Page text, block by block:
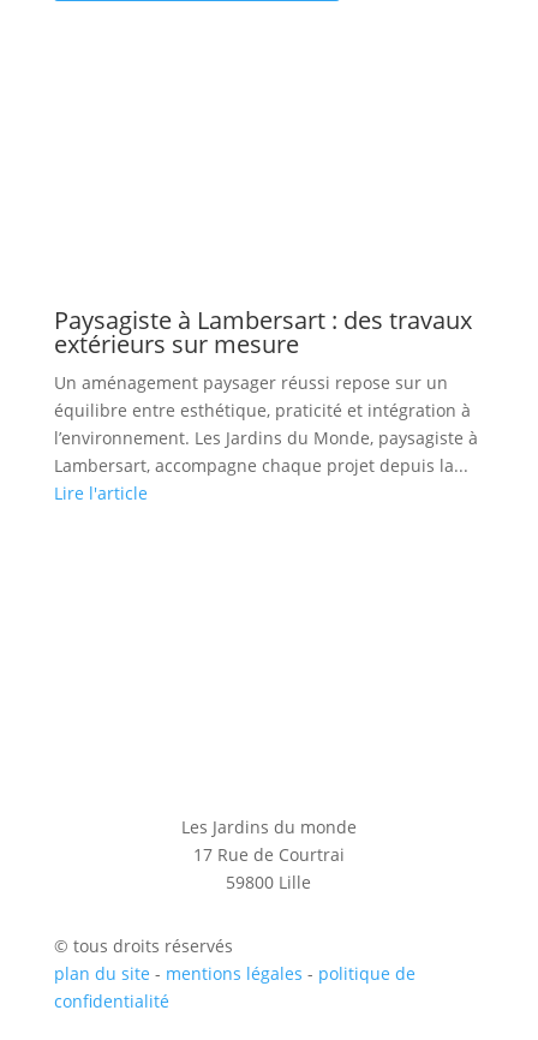
Paysagiste à Lambersart : des travaux
extérieurs sur mesure
Un aménagement paysager réussi repose sur un
équilibre entre esthétique, praticité et intégration à
l’environnement. Les Jardins du Monde, paysagiste à
Lambersart, accompagne chaque projet depuis la...
Lire l'article
Les Jardins du monde
17 Rue de Courtrai
59800 Lille
© tous droits réservés
plan du site - mentions légales - politique de
confidentialité